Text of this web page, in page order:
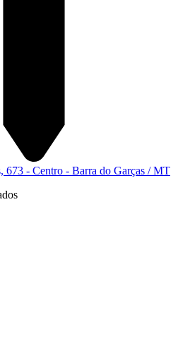
673 - Centro - Barra do Garças / MT